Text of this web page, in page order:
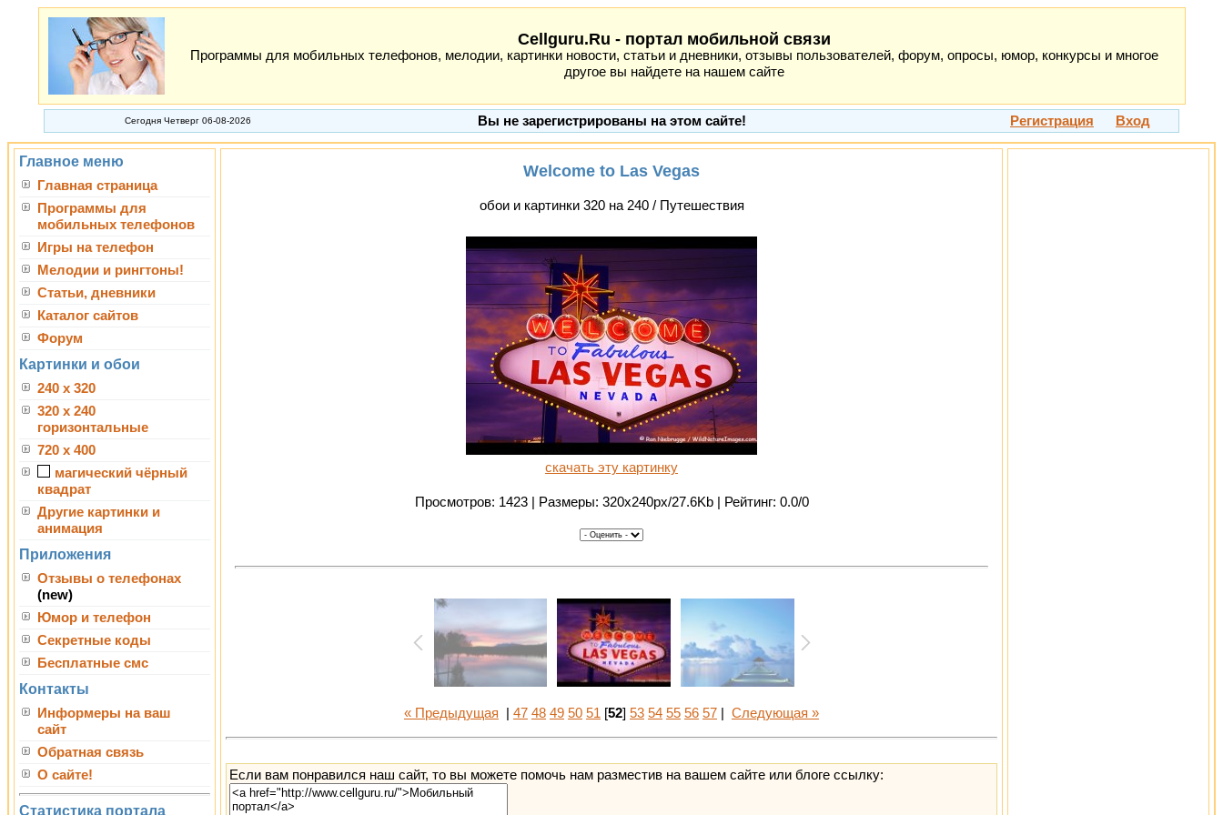
Cellguru.Ru - портал мобильной связи
Программы для мобильных телефонов, мелодии, картинки новости, статьи и дневники, отзывы пользователей, форум, опросы, юмор, конкурсы и многое
другое вы найдете на нашем сайте
Сегодня Четверг 06-08-2026 Вы не зарегистрированы на этом сайте! Регистрация Вход
Главное меню
Главная страница
Программы для
мобильных телефонов
Игры на телефон
Мелодии и рингтоны!
Статьи, дневники
Каталог сайтов
Форум
Картинки и обои
240 x 320
320 x 240
горизонтальные
720 x 400
магический чёрный
квадрат
Другие картинки и
анимация
Приложения
Отзывы о телефонах
(new)
Юмор и телефон
Секретные коды
Бесплатные смс
Контакты
Информеры на ваш
сайт
Обратная связь
О сайте!
Статистика портала
Welcome to Las Vegas
обои и картинки 320 на 240 / Путешествия
скачать эту картинку
Просмотров: 1423 | Размеры: 320x240px/27.6Kb | Рейтинг: 0.0/0
« Предыдущая 47 48 49 50 51 [52] 53 54 55 56 57 Следующая »
Если вам понравился наш сайт, то вы можете помочь нам разместив на вашем сайте или блоге ссылку: